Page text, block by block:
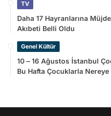
TV
Daha 17 Hayranlarına
Akıbeti Belli Oldu
Genel Kültür
10 – 16 Ağustos İstanbul
Bu Hafta Çocuklarla